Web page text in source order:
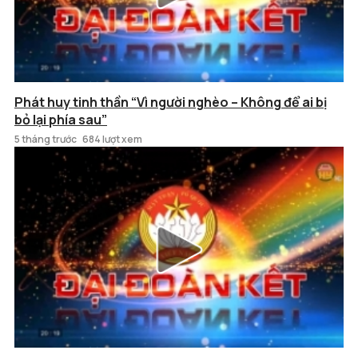
Phát huy tinh thần “Vì người nghèo – Không để ai bị
bỏ lại phía sau”
5 tháng trước 684 lượt xem